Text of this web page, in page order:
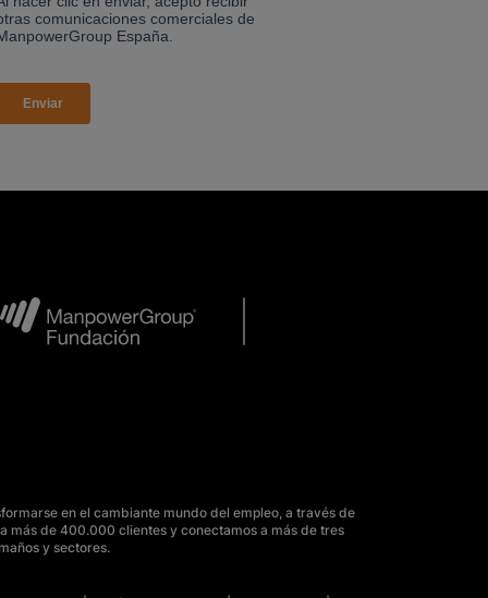
en el cambiante mundo del empleo, a través de
más de 400.000 clientes y conectamos a más de tres
y sectores.